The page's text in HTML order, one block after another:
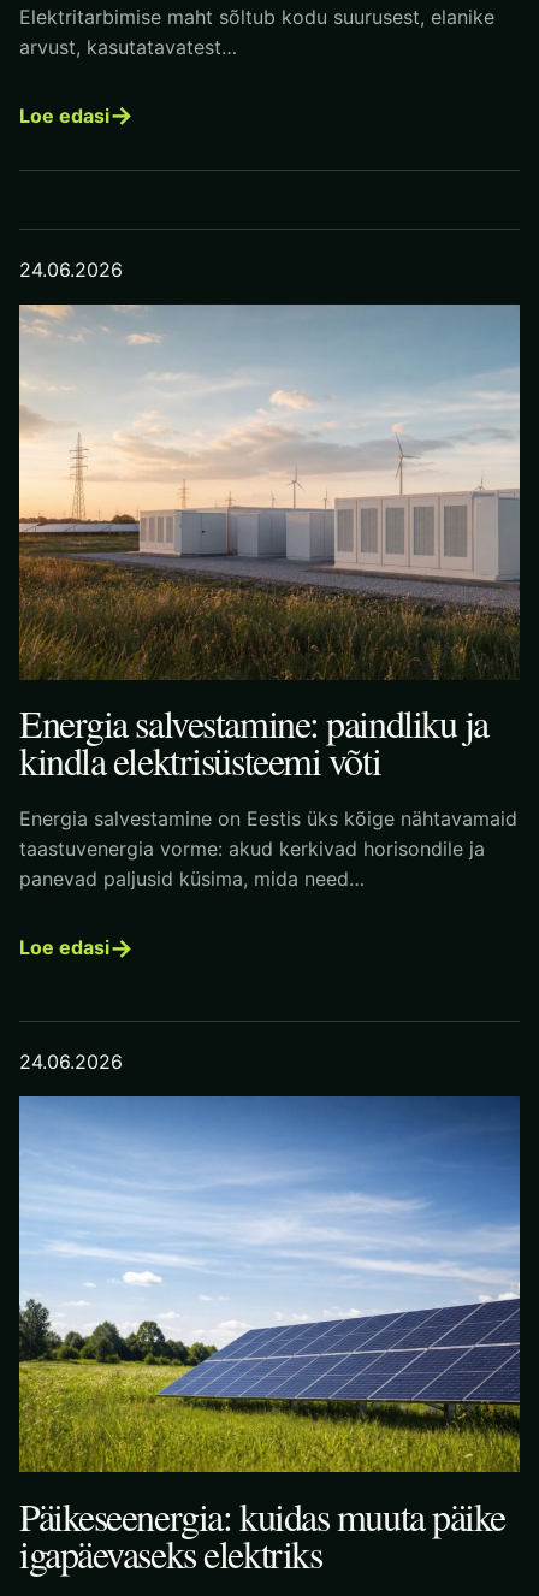
Elektritarbimise maht sõltub kodu suurusest, elanike
arvust, kasutatavatest…
Loe edasi→
24.06.2026
Energia salvestamine: paindliku ja
kindla elektrisüsteemi võti
Energia salvestamine on Eestis üks kõige nähtavamaid
taastuvenergia vorme: akud kerkivad horisondile ja
panevad paljusid küsima, mida need…
Loe edasi→
24.06.2026
Päikeseenergia: kuidas muuta päike
igapäevaseks elektriks